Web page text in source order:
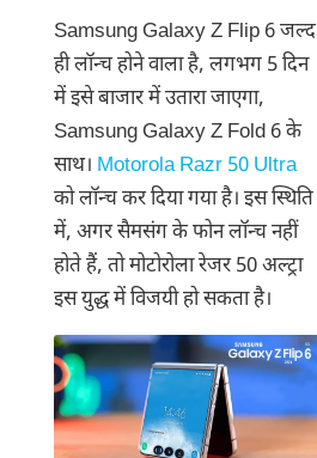
Samsung Galaxy Z Flip 6 जल्द
ही लॉन्च होने वाला है, लगभग 5 दिन
में इसे बाजार में उतारा जाएगा,
Samsung Galaxy Z Fold 6 के
साथ। Motorola Razr 50 Ultra
को लॉन्च कर दिया गया है। इस स्थिति
में, अगर सैमसंग के फोन लॉन्च नहीं
होते हैं, तो मोटोरोला रेजर 50 अल्ट्रा
इस युद्ध में विजयी हो सकता है।